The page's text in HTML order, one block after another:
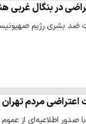
در بنگال غربی
بشری رژیم
اعتراضی مردم
صدور اطلاعیه‌ای از